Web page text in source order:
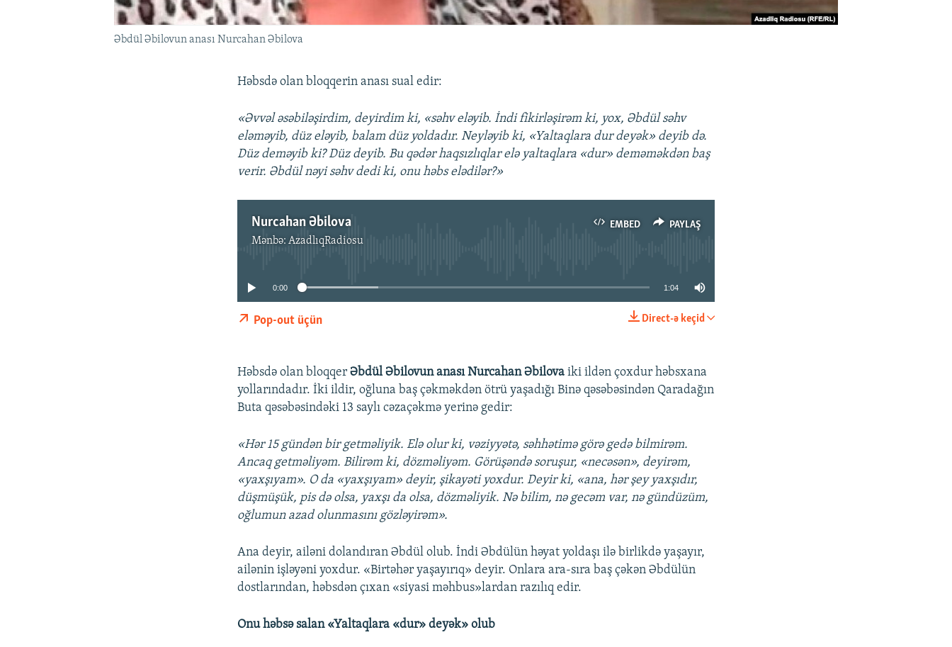
Əbdül Əbilovun anası Nurcahan Əbilova
Həbsdə olan bloqqerin anası sual edir:
«Əvvəl əsəbiləşirdim, deyirdim ki, «səhv eləyib. İndi fikirləşirəm ki, yox, Əbdül səhv
eləməyib, düz eləyib, balam düz yoldadır. Neyləyib ki, «Yaltaqlara dur deyək» deyib də.
Düz deməyib ki? Düz deyib. Bu qədər haqsızlıqlar elə yaltaqlara «dur» deməməkdən baş
verir. Əbdül nəyi səhv dedi ki, onu həbs elədilər?»
EMBED PAYLAŞ
Nurcahan Əbilova
Mənbə:AzadlıqRadiosu
0:00 1:04
Direct-ə keçid
Pop-out üçün
Həbsdə olan bloqqerƏbdül Əbilovun anası Nurcahan Əbilova iki ildən çoxdur həbsxana
yollarındadır. İki ildir, oğluna baş çəkməkdən ötrü yaşadığı Binə qəsəbəsindən Qaradağın
Buta qəsəbəsindəki 13 saylı cəzaçəkmə yerinə gedir:
«Hər 15 gündən bir getməliyik. Elə olur ki, vəziyyətə, səhhətimə görə gedə bilmirəm.
Ancaq getməliyəm. Bilirəm ki, dözməliyəm. Görüşəndə soruşur, «necəsən», deyirəm,
«yaxşıyam». O da «yaxşıyam» deyir, şikayəti yoxdur. Deyir ki, «ana, hər şey yaxşıdır,
düşmüşük, pis də olsa, yaxşı da olsa, dözməliyik. Nə bilim, nə gecəm var, nə gündüzüm,
oğlumun azad olunmasını gözləyirəm».
Ana deyir, ailəni dolandıran Əbdül olub. İndi Əbdülün həyat yoldaşı ilə birlikdə yaşayır,
ailənin işləyəni yoxdur. «Birtəhər yaşayırıq» deyir. Onlara ara-sıra baş çəkən Əbdülün
dostlarından, həbsdən çıxan «siyasi məhbus»lardan razılıq edir.
Onu həbsə salan «Yaltaqlara «dur» deyək» olub